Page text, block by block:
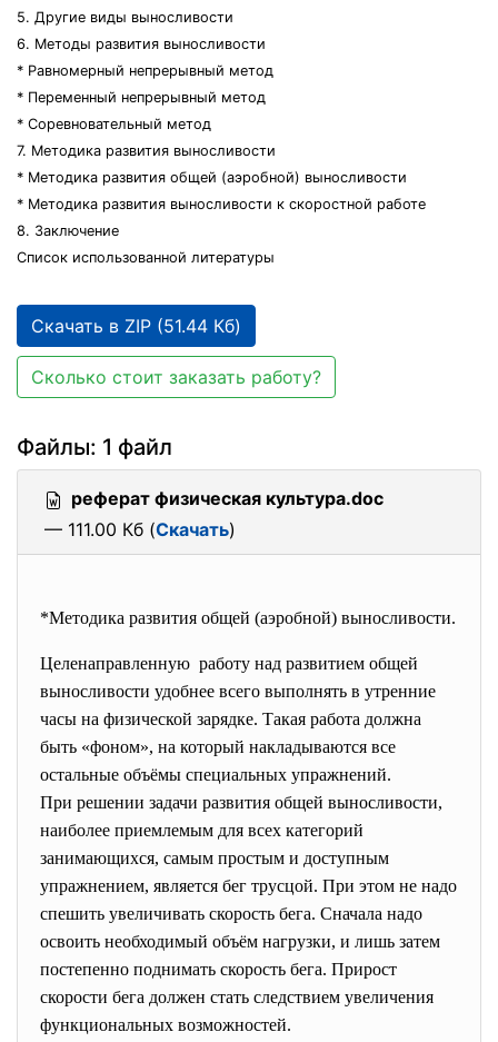
5. Другие виды выносливости
6. Методы развития выносливости
* Равномерный непрерывный метод
* Переменный непрерывный метод
* Соревновательный метод
7. Методика развития выносливости
* Методика развития общей (аэробной) выносливости
* Методика развития выносливости к скоростной работе
8. Заключение
Список использованной литературы
Скачать в ZIP (51.44 Кб)
Сколько стоит заказать работу?
Файлы: 1 файл
реферат физическая культура.doc
— 111.00 Кб (Скачать)
*Методика развития общей (аэробной) выносливости.
Целенаправленную работу над развитием общей
выносливости удобнее всего выполнять в утренние
часы на физической зарядке. Такая работа должна
быть «фоном», на который накладываются все
остальные объёмы специальных упражнений.
При решении задачи развития общей выносливости,
наиболее приемлемым для всех категорий
занимающихся, самым простым и доступным
упражнением, является бег трусцой. При этом не надо
спешить увеличивать скорость бега. Сначала надо
освоить необходимый объём нагрузки, и лишь затем
постепенно поднимать скорость бега. Прирост
скорости бега должен стать следствием увеличения
функциональных возможностей.